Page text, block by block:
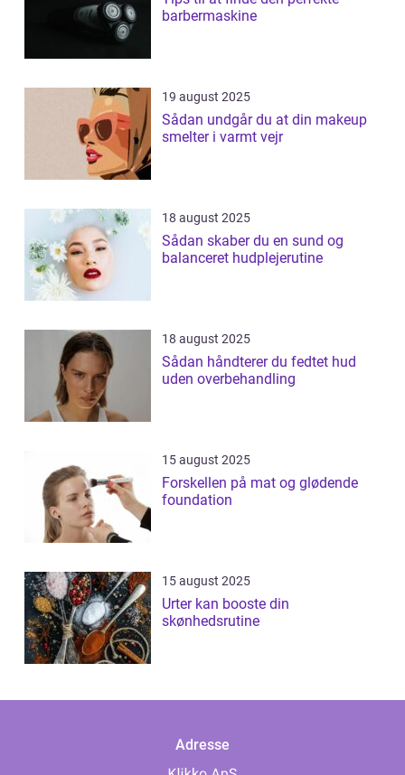
barbermaskine
19 august 2025
Sådan undgår du at din makeup
smelter i varmt vejr
18 august 2025
Sådan skaber du en sund og
balanceret hudplejerutine
18 august 2025
Sådan håndterer du fedtet hud
uden overbehandling
15 august 2025
Forskellen på mat og glødende
foundation
15 august 2025
Urter kan booste din
skønhedsrutine
Adresse